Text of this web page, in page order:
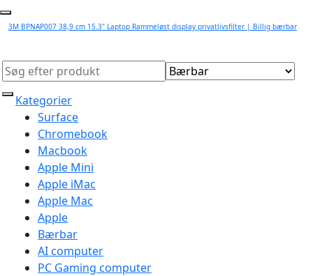
3M BPNAP007 38,9 cm 15.3" Laptop Rammeløst display privatlivsfilter | Billig bærbar
Kategorier
Surface
Chromebook
Macbook
Apple Mini
Apple iMac
Apple Mac
Apple
Bærbar
AI computer
PC Gaming computer